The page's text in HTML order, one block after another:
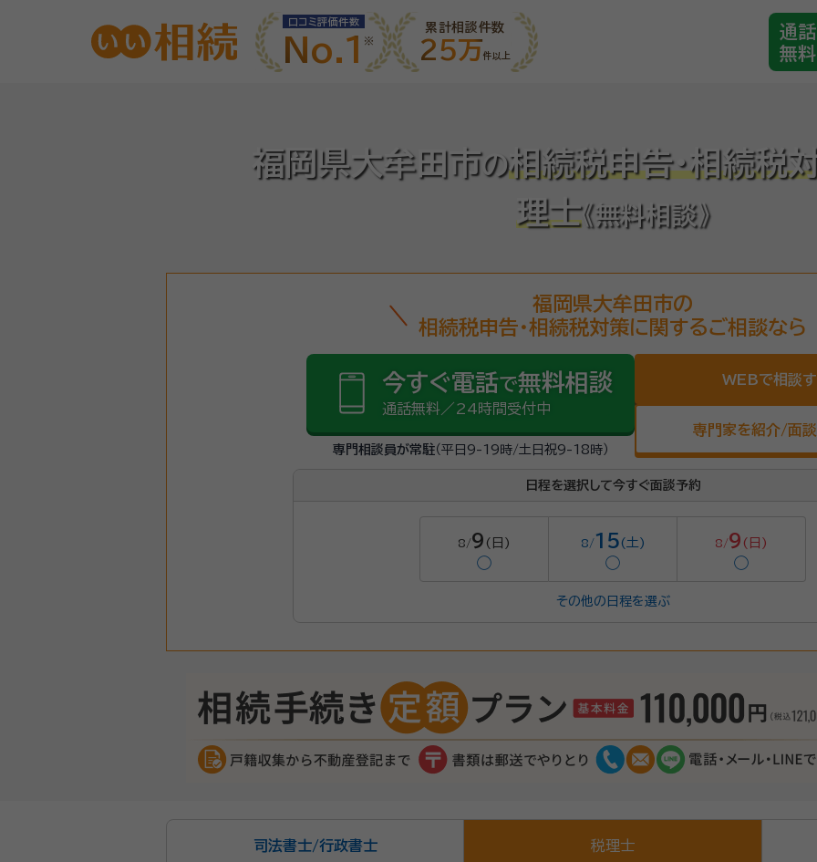
口コミ評価件数
No.1
累計相談件数
25万件以上
通話
無料
福岡県大牟田市の相続税申告・相続税
理士《無料相談》
福岡県大牟田市の
相続税申告・相続税対策に関するご相談なら
今すぐ電話で無料相談
通話無料／24時間受付中
専門相談員が常駐（平日9-19時/土日祝9-18時）
WEBで相談
専門家を紹介/面
日程を選択して今すぐ面談予約
8/9 (日)
◯
8/15(土)
◯
8/9 (日)
◯
その他の日程を選ぶ
司法書士/行政書士 税理士